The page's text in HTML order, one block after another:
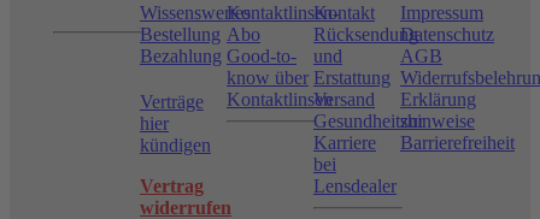
Wissenswertes
Bestellung
Bezahlung
Verträge
hier
kündigen
Vertrag
widerrufen
Kontaktlinsen-
Abo
Good-to-
know über
Kontaktlinsen
Kontakt
Rücksendung
und
Erstattung
Versand
Gesundheitshinweise
Karriere
bei
Lensdealer
Impressum
Datenschutz
AGB
Erklärung
zur
Barrierefreiheit